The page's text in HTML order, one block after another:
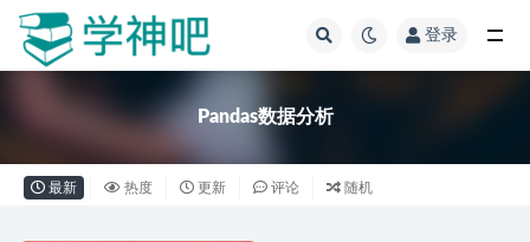
登录
Pandas数据分析
最新 热度 更新 评论 随机